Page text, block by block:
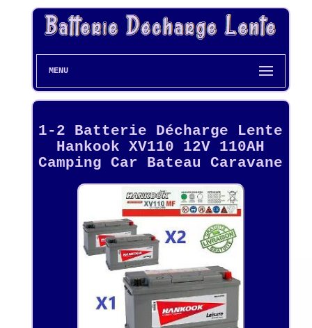
MENU
1-2 Batterie Décharge Lente
Hankook XV110 12V 110AH
Camping Car Bateau Caravane